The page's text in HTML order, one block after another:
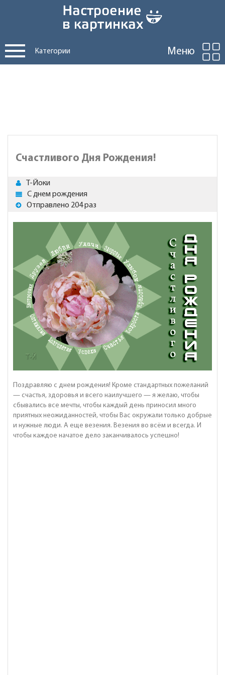
Категории Меню
Счастливого Дня Рождения!
Т-Йоки
С днем рождения
Отправлено 204 раз
Поздравляю с днем рождения! Кроме стандартных пожеланий
— счастья, здоровья и всего наилучшего — я желаю, чтобы
сбывались все мечты, чтобы каждый день приносил много
приятных неожиданностей, чтобы Вас окружали только добрые
и нужные люди. А еще везения. Везения во всём и всегда. И
чтобы каждое начатое дело заканчивалось успешно!